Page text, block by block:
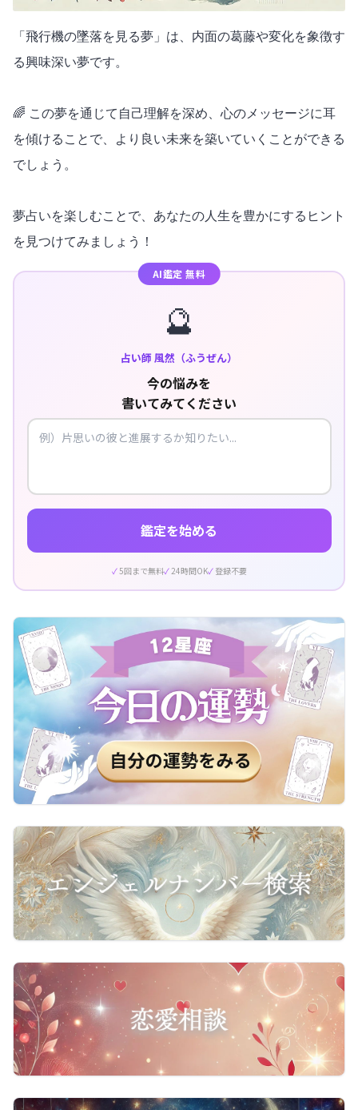
「飛行機の墜落を見る夢」は、内面の葛藤や変化を象徴す
る興味深い夢です。
🌈 この夢を通じて自己理解を深め、心のメッセージに耳
を傾けることで、より良い未来を築いていくことができる
でしょう。
夢占いを楽しむことで、あなたの人生を豊かにするヒント
を見つけてみましょう！
AI鑑定 無料
🔮
占い師 風然（ふうぜん）
今の悩みを
書いてみてください
鑑定を始める
5回まで無料 24時間OK 登録不要